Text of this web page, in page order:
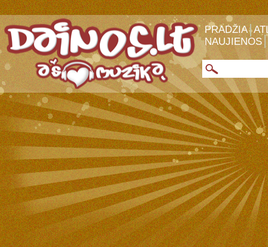
PRADŽIA
NAUJIENOS